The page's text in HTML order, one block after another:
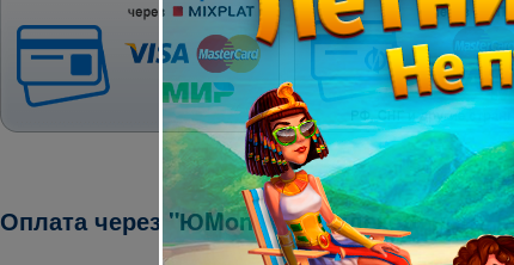
Оплата через "ЮMoney" ("ЯндексДеньги"):